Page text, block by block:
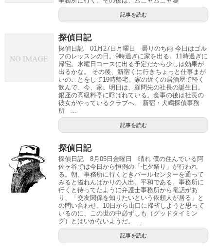
記事を読む
探偵日記
探偵日記 01月27日月曜日 曇りのち雨 今日はゴル
フのレッスンの日。9時過ぎに家を出る。11時過ぎに
帰宅。水曜日コースに出る予定だから少しは効果が
出るかな。 その後、新宿くに行きちょっと仕事まが
いのことをして19時帰宅。家の近くの居酒屋で軽く
飲んで、今、家。明日は、顧問先の社長の誕生日。
銀座の高級料亭に呼ばれている。食事の後は社長の
彼女がやっているクラブへ。 新宿・犬鳴探偵事務
所 ...
記事を読む
探偵日記
探偵日記 8月05日金曜日 晴れ 僕の住んでいる阿
佐ヶ谷では今日から恒例の「七夕祭り」が行われ
る。朝、事務所に行くときパールセンターを通って
みると溢れんばかりの人出。平和である。事務所に
行くと待ってたように弁護士事務所から電話があ
り、「交友関係を知りたいという依頼人が居る」と
の問い合わせ。10日から山口に帰省しようと思って
いるのに、この世の中必ずしも（グッドタイミン
グ）とはいかないようだ。 ...
記事を読む